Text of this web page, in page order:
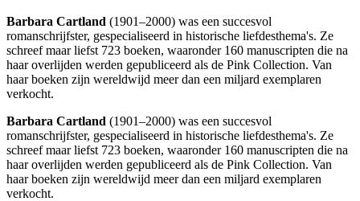
Barbara Cartland (1901–2000) was een succesvol
romanschrijfster, gespecialiseerd in historische liefdesthema's. Ze
schreef maar liefst 723 boeken, waaronder 160 manuscripten die na
haar overlijden werden gepubliceerd als de Pink Collection. Van
haar boeken zijn wereldwijd meer dan een miljard exemplaren
verkocht.
Barbara Cartland (1901–2000) was een succesvol
romanschrijfster, gespecialiseerd in historische liefdesthema's. Ze
schreef maar liefst 723 boeken, waaronder 160 manuscripten die na
haar overlijden werden gepubliceerd als de Pink Collection. Van
haar boeken zijn wereldwijd meer dan een miljard exemplaren
verkocht.